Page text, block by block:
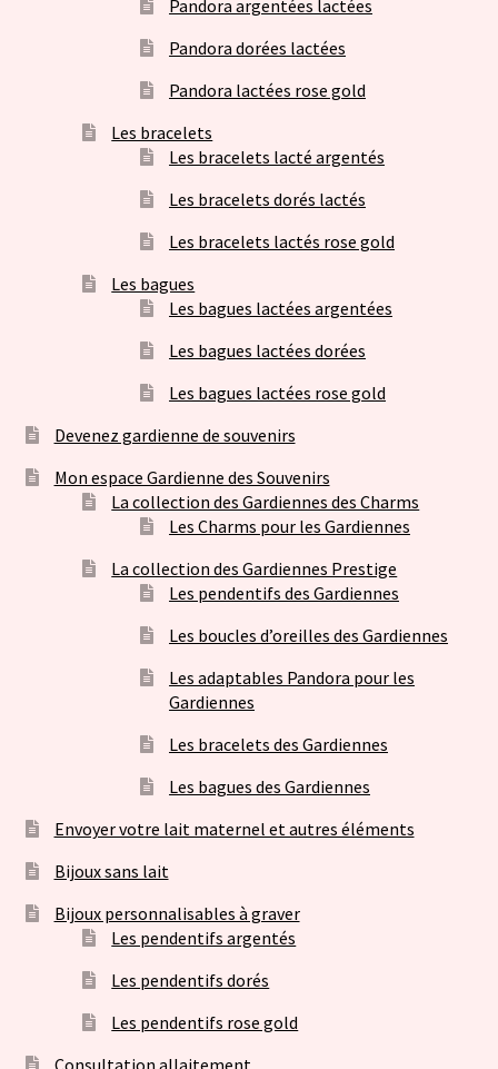
Pandora argentées lactées
Pandora dorées lactées
Pandora lactées rose gold
Les bracelets
Les bracelets lacté argentés
Les bracelets dorés lactés
Les bracelets lactés rose gold
Les bagues
Les bagues lactées argentées
Les bagues lactées dorées
Les bagues lactées rose gold
Devenez gardienne de souvenirs
Mon espace Gardienne des Souvenirs
La collection des Gardiennes des Charms
Les Charms pour les Gardiennes
La collection des Gardiennes Prestige
Les pendentifs des Gardiennes
Les boucles d’oreilles des Gardiennes
Les adaptables Pandora pour les
Gardiennes
Les bracelets des Gardiennes
Les bagues des Gardiennes
Envoyer votre lait maternel et autres éléments
Bijoux sans lait
Bijoux personnalisables à graver
Les pendentifs argentés
Les pendentifs dorés
Les pendentifs rose gold
Consultation allaitement